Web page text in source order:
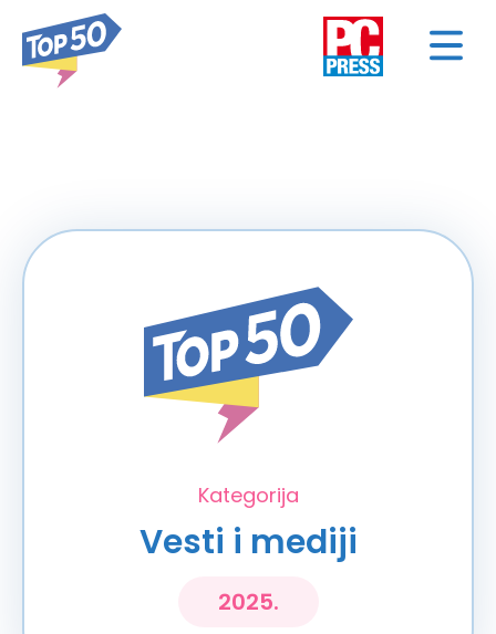
< NAZAD
Kategorija
Vesti i mediji
2025.